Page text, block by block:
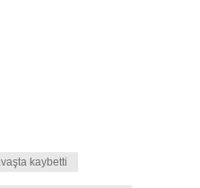
kaybetti